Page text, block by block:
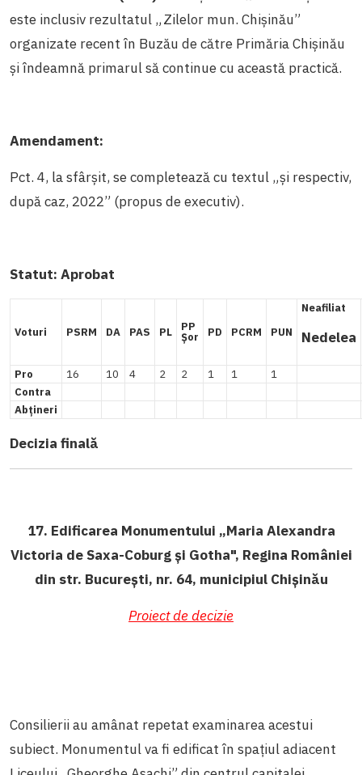
este inclusiv rezultatul „Zilelor mun. Chișinău”
organizate recent în Buzău de către Primăria Chișinău
și îndeamnă primarul să continue cu această practică.
Amendament:
Pct. 4, la sfârșit, se completează cu textul „și respectiv,
după caz, 2022” (propus de executiv).
Statut: Aprobat
Voturi PSRM DA PAS PL PP
Șor PD PCRM PUN
Neafiliat
Nedelea
Pro 16 10 4 2 2 1 1
1
Contra
Abțineri
Decizia finală
17. Edificarea Monumentului „Maria Alexandra
Victoria de Saxa-Coburg și Gotha", Regina României
din str. București, nr. 64, municipiul Chișinău
Proiect de decizie
Consilierii au amânat repetat examinarea acestui
subiect. Monumentul va fi edificat în spațiul adiacent